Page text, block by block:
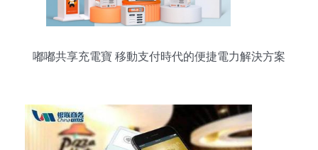
嘟嘟共享充電寶 移動支付時代的便捷電力解決方案